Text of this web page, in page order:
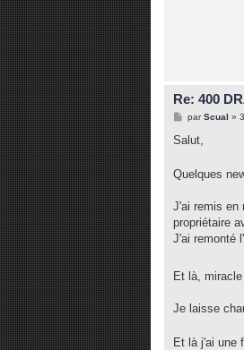
Re: 400
M
s
e
parScual »
Salut,
Quelques
J'ai remis en
propriétaire
J'ai remonté
Et là,
Je laisse
Et là j'ai une